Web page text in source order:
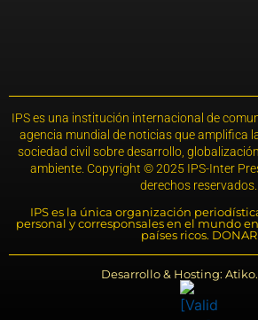
IPS es una institución internacional de
agencia mundial de noticias que amplifica
sociedad civil sobre desarrollo,
ambiente. Copyright © 2025 IPS-Inter
derechos reservados.
IPS es la única organización
personal y corresponsales en el mundo
países ricos. DONAR
Desarrollo & Hosting: